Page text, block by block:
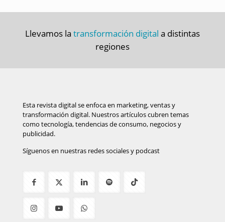
Llevamos la transformación digital a distintas
regiones
Esta revista digital se enfoca en marketing, ventas y
transformación digital. Nuestros artículos cubren temas
como tecnología, tendencias de consumo, negocios y
publicidad.
Síguenos en nuestras redes sociales y podcast